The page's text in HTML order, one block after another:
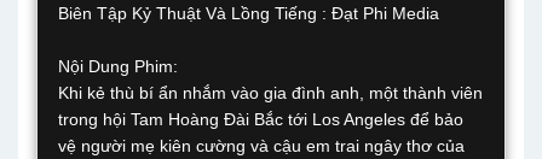
Biên Tập Kỷ Thuật Và Lồng Tiếng : Đạt Phi Media
Nội Dung Phim:
Khi kẻ thù bí ẩn nhắm vào gia đình anh, một thành viên
trong hội Tam Hoàng Đài Bắc tới Los Angeles để bảo
vệ người mẹ kiên cường và cậu em trai ngây thơ của